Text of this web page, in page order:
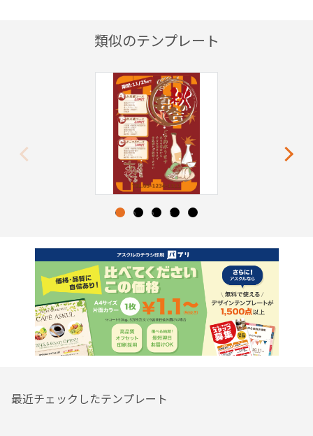
類似のテンプレート
Next
1 2 3 4 5
最近チェックしたテンプレート